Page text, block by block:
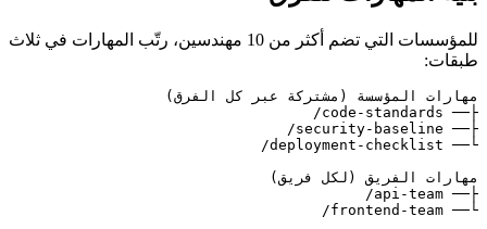
للمؤسسات التي تضم أكثر من 10 مهندسين، رتّب المهارات في ثلاث
طبقات: